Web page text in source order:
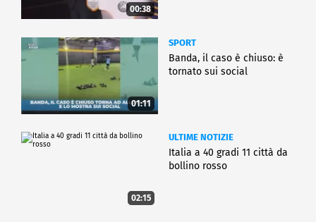
00:38
01:11
SPORT
Banda, il caso è chiuso: è
tornato sui social
02:15
ULTIME NOTIZIE
Italia a 40 gradi 11 città da
bollino rosso